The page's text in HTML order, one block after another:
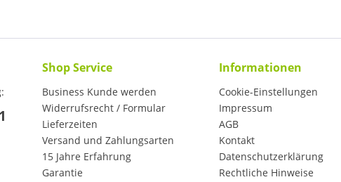
Shop Service
Business Kunde werden
Widerrufsrecht / Formular
Lieferzeiten
Versand und Zahlungsarten
15 Jahre Erfahrung
Garantie
Informationen
Cookie-Einstellungen
Impressum
AGB
Kontakt
Datenschutzerklärung
Rechtliche Hinweise